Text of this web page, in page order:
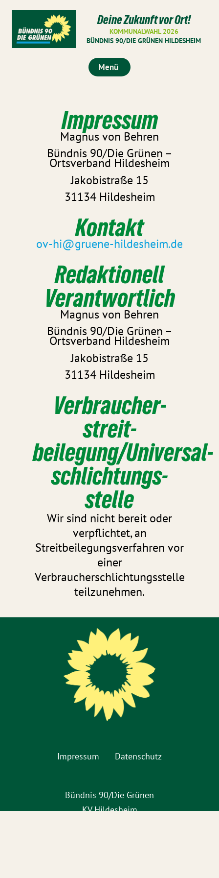
Deine Zukunft vor Ort!
KOMMUNALWAHL 2026
BÜNDNIS 90/DIE GRÜNEN HILDESHEIM
Menü
Impressum
Magnus von Behren
Bündnis 90/Die Grünen –
Ortsverband Hildesheim
Jakobistraße 15
31134 Hildesheim
Kontakt
ov-hi@gruene-hildesheim.de
Redaktionell
Verantwortlich
Magnus von Behren
Bündnis 90/Die Grünen –
Ortsverband Hildesheim
Jakobistraße 15
31134 Hildesheim
Verbraucher­
streit­
beilegung/Universal­
schlichtungs­
stelle
Wir sind nicht bereit oder
verpflichtet, an
Streitbeilegungsverfahren vor
einer
Verbraucherschlichtungsstelle
teilzunehmen.
Impressum Datenschutz
Bündnis 90/Die Grünen
KV Hildesheim